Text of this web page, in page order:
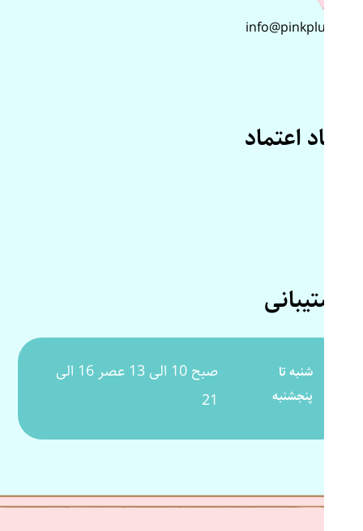
info@pinkplus.ir
نماد اعتماد
پشتیبانی
شنبه تا
پنجشنبه
صبح 10 الی 13 عصر 16 الی
21